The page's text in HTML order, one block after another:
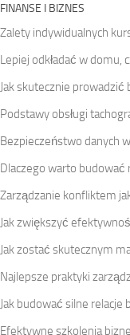
FINANSE I BIZNES
Zalety indywidualnych
Lepiej odkładać w domu,
Jak skutecznie prowadzić
Podstawy obsługi
Bezpieczeństwo danych
Dlaczego warto budować
Zarządzanie konfliktem
Jak zwiększyć
Jak zostać skutecznym
Najlepsze praktyki
Jak budować silne
Efektywne szkolenia